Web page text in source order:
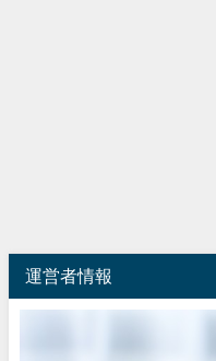
運営者情報